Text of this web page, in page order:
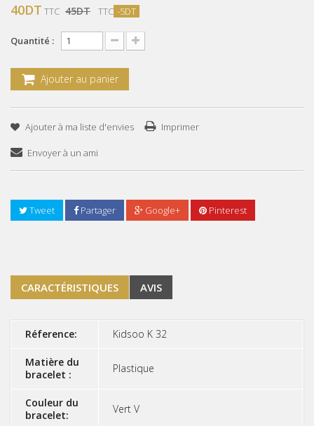
40DT TTC 45DT TTC -5DT
Quantité :
Ajouter au panier
Ajouter à ma liste d'envies Imprimer
Envoyer à un ami
Tweet Partager Google+ Pinterest
CARACTÉRISTIQUES AVIS
Réference: Kidsoo K 32
Matière du
bracelet :
Plastique
Couleur du
bracelet:
Vert V